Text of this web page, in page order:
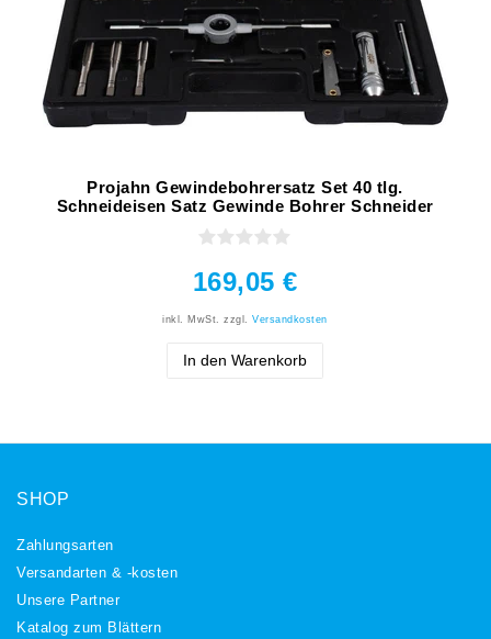
Projahn Gewindebohrersatz Set 40 tlg.
Schneideisen Satz Gewinde Bohrer Schneider
169,05 €
inkl. MwSt. zzgl.Versandkosten
In den Warenkorb
SHOP
Zahlungsarten
Versandarten & -kosten
Unsere Partner
Katalog zum Blättern